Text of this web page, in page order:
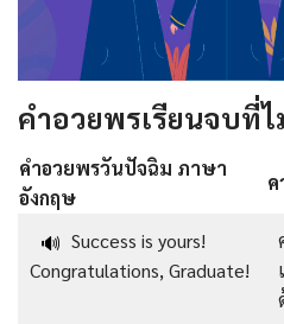
คำอวยพรเรียนจบที่ไ
คําอวยพรวันปัจฉิม ภาษา
อังกฤษ
🔊 Success is yours!
Congratulations, Graduate!